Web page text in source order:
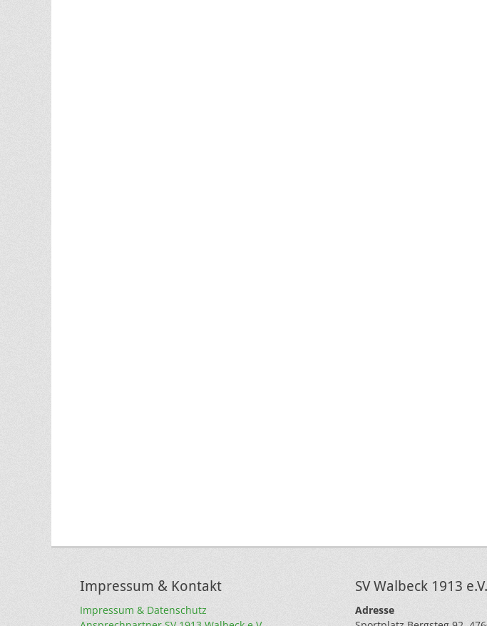
Impressum & Kontakt
Impressum & Datenschutz
SV Walbeck 1913 e.V.
Adresse